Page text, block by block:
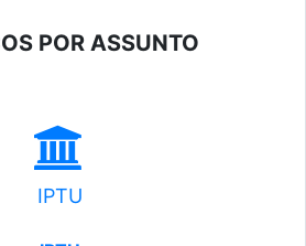
POR ASSUNTO
IPTU